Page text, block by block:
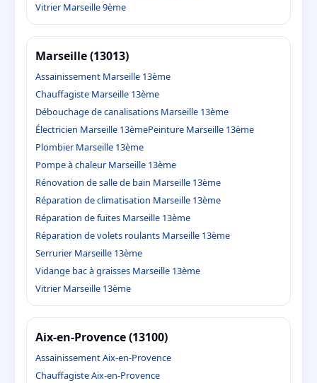
Vitrier Marseille 9ème
Marseille (13013)
Assainissement Marseille 13ème
Chauffagiste Marseille 13ème
Débouchage de canalisations Marseille 13ème
Électricien Marseille 13èmePeinture Marseille 13ème
Plombier Marseille 13ème
Pompe à chaleur Marseille 13ème
Rénovation de salle de bain Marseille 13ème
Réparation de climatisation Marseille 13ème
Réparation de fuites Marseille 13ème
Réparation de volets roulants Marseille 13ème
Serrurier Marseille 13ème
Vidange bac à graisses Marseille 13ème
Vitrier Marseille 13ème
Aix-en-Provence (13100)
Assainissement Aix-en-Provence
Chauffagiste Aix-en-Provence